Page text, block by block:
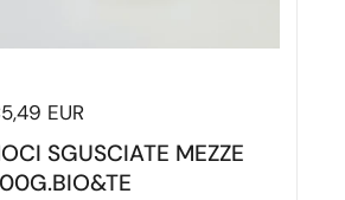
di listino
EUR
SGUSCIATE MEZZE